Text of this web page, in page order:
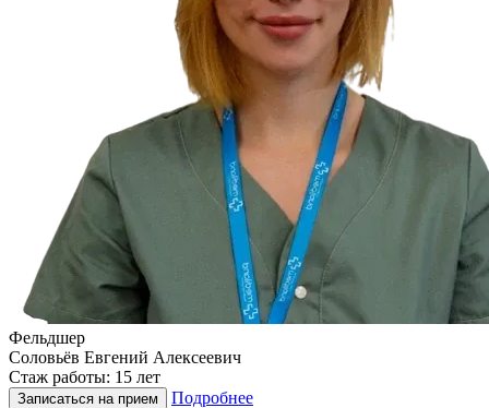
Фельдшер
Соловьёв Евгений Алексеевич
Стаж работы: 15 лет
Записаться на прием Подробнее